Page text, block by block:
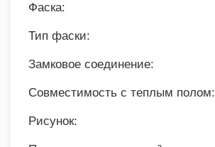
Фаска:
Тип фаски:
Замковое соединение:
Совместимость с теплым полом:
Рисунок: